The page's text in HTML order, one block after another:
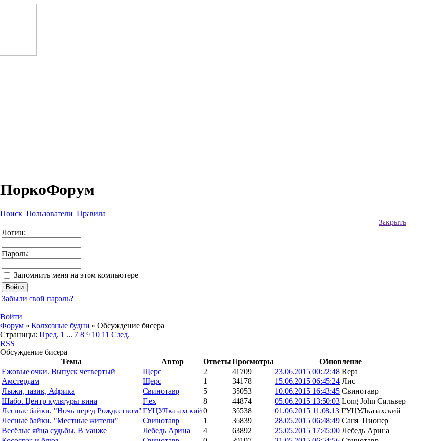
ПоркоФорум
Поиск Пользователи Правила
Закрыть
Логин:
Пароль:
Запомнить меня на этом компьютере
Забыли свой пароль?
Войти
Форум » Колхозные будни » Обсуждение бисера
Страницы: Пред. 1 ... 7 8 9 10 11 След.
RSS
Обсуждение бисера
Темы
Автор ОтветыПросмотры
Обновление
Ежовые очки. Выпуск четвертый
Щерс 2 41709 23.06.2015 00:22:48 Repa
Амстердам
Щерс 1 34178 15.06.2015 06:45:24 Лис
Лыжи, тазик, Африка
Свинотавр 5 35053 10.06.2015 16:43:45 Свинотавр
Шабо. Центр культуры вина
Flex 8 44874 05.06.2015 13:50:03 Long John Сильвер
Лесные байки. "Ночь перед Рождеством"ГУЦУЛказахский0 36538 01.06.2015 11:08:13 ГУЦУЛказахский
Лесные байки. "Местные жители"
Свинотавр 1 36839 28.05.2015 06:48:49 Саня_Пионер
Весёлые яйца судьбы. В манже
Лебедь Арина 4 63892 25.05.2015 17:45:00 Лебедь Арина